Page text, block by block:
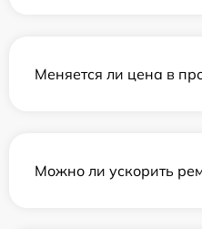
Меняется ли цена в
Можно ли ускорить